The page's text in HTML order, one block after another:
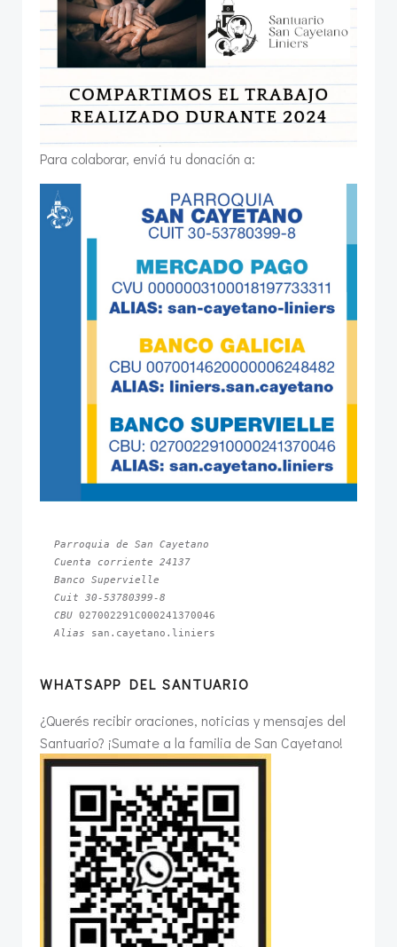
Para colaborar, enviá tu donación a:
Parroquia de San Cayetano
Cuenta corriente 24137
Banco Supervielle
Cuit 30-53780399-8
CBU
Alias san.cayetano.liniers
WHATSAPP DEL SANTUARIO
¿Querés recibir oraciones, noticias y mensajes del
Santuario? ¡Sumate a la familia de San Cayetano!